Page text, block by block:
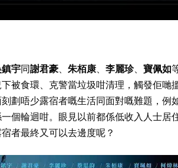
鎮宇同謝君豪 朱栢康 李麗珍、 寶佩如
被食環、克警當垃圾咁清理，觸發佢哋
劃唔少露宿者嘅生活同面對嘅難題，例
個輪迴咁。眼見以前都係低收入人士居
者最終又可以去邊度呢？